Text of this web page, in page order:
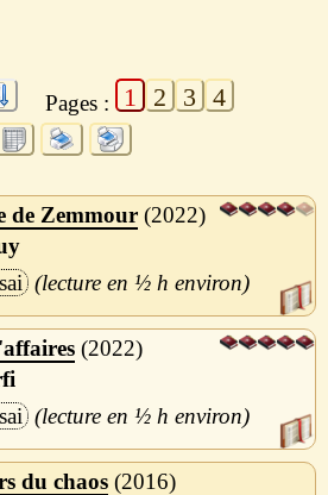
Pages : 1 2 3 4
de Zemmour 2022
½ h
2022
½ h
du chaos 2016